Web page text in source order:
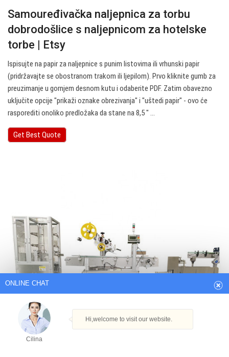
Samouređivačka naljepnica za torbu
dobrodošlice s naljepnicom za hotelske
torbe | Etsy
Ispisujte na papir za naljepnice s punim listovima ili vrhunski papir
(pridržavajte se obostranom trakom ili ljepilom). Prvo kliknite gumb za
preuzimanje u gornjem desnom kutu i odaberite PDF. Zatim obavezno
uključite opcije "prikaži oznake obrezivanja" i "uštedi papir" - ovo će
rasporediti onoliko predložaka da stane na 8,5 ″ ...
Get Best Quote
ONLINE CHAT
Hi,welcome to visit our website.
Cilina